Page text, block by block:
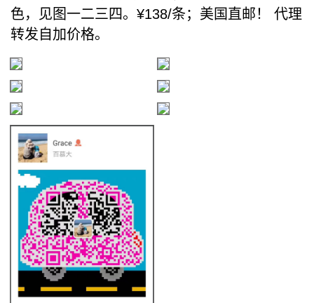
色，见图一二三四。¥138/条；美国直邮！ 代理
转发自加价格。